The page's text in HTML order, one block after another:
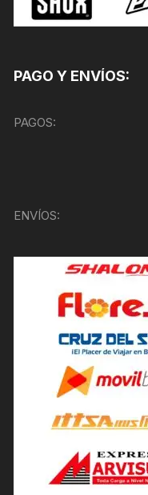
PAGO Y ENVÍOS:
PAGOS:
ENVÍOS: